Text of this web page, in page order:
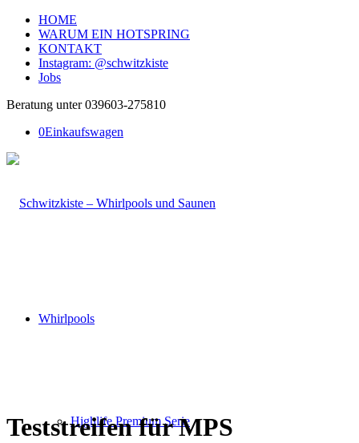
HOME
WARUM EIN HOTSPRING
KONTAKT
Instagram: @schwitzkiste
Jobs
Beratung unter 039603-275810
0Einkaufswagen
Whirlpools
Highlife Premium Serie
Teststreifen für MPS